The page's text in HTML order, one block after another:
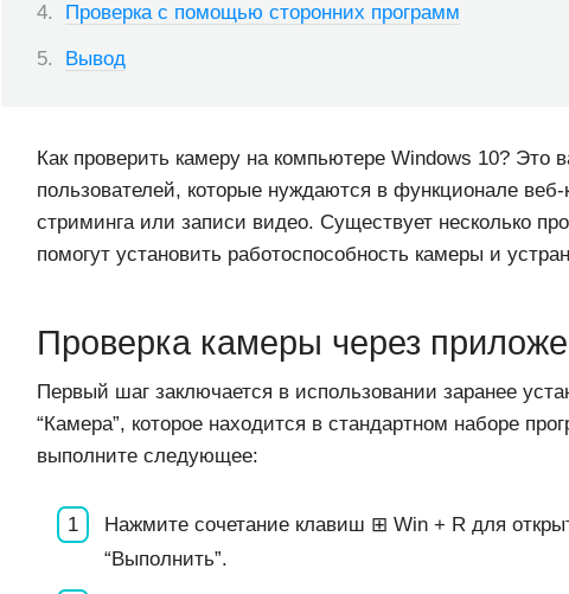
Проверка с помощью сторонних программ
Вывод
Как проверить камеру на компьютере Windows 10? Это
пользователей, которые нуждаются в функционале
стриминга или записи видео. Существует несколько
помогут установить работоспособность камеры и
Проверка камеры через
Первый шаг заключается в использовании заранее
“Камера”, которое находится в стандартном наборе
выполните следующее:
Нажмите сочетание клавиш ⊞ Win + R для
“Выполнить”.